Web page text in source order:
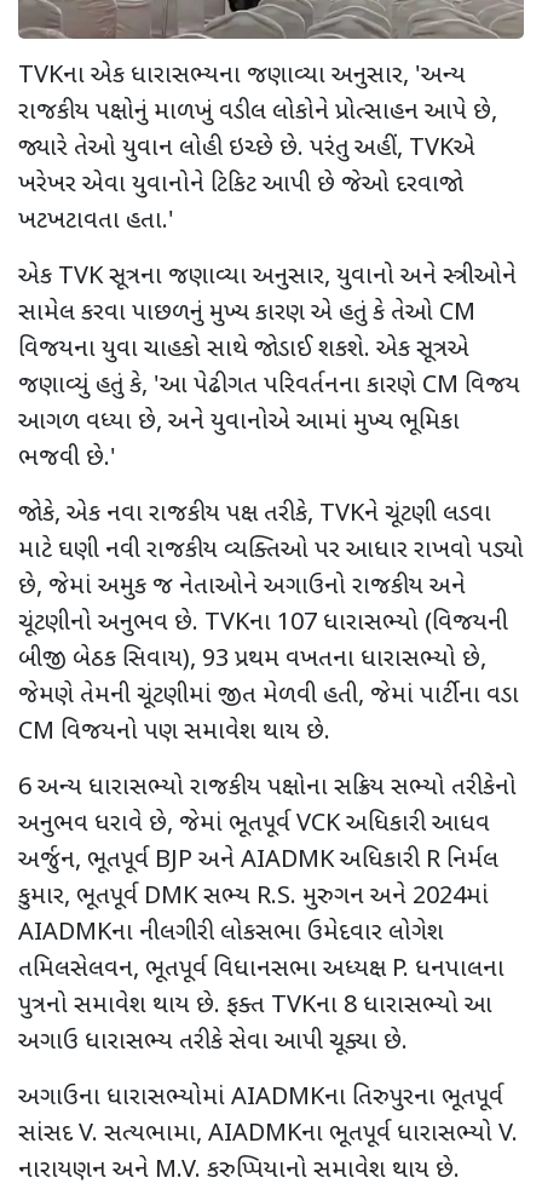
TVKના એક ધારાસભ્યના જણાવ્યા અનુસાર, 'અન્ય
રાજકીય પક્ષોનું માળખું વડીલ લોકોને પ્રોત્સાહન આપે છે,
જ્યારે તેઓ યુવાન લોહી ઇચ્છે છે. પરંતુ અહીં, TVKએ
ખરેખર એવા યુવાનોને ટિકિટ આપી છે જેઓ દરવાજો
ખટખટાવતા હતા.'
એક TVKસૂત્રના જણાવ્યા અનુસાર, યુવાનો અને સ્ત્રીઓને
સામેલ કરવા પાછળનું મુખ્ય કારણ એ હતું કે તેઓ CM
વિજયના યુવા ચાહકો સાથે જોડાઈ શકશે. એક સૂત્રએ
જણાવ્યું હતું કે, 'આ પેઢીગત પરિવર્તનના કારણે CM વિજય
આગળ વધ્યા છે, અને યુવાનોએ આમાં મુખ્ય ભૂમિકા
ભજવી છે.'
જોકે, એક નવા રાજકીય પક્ષ તરીકે, TVKને ચૂંટણી લડવા
માટે ઘણી નવી રાજકીય વ્યક્તિઓ પર આધાર રાખવો પડ્યો
છે, જેમાં અમુક જ નેતાઓને અગાઉનો રાજકીય અને
ચૂંટણીનો અનુભવ છે. TVKના 107 ધારાસભ્યો (વિજયની
બીજી બેઠક સિવાય), 93 પ્રથમ વખતના ધારાસભ્યો છે,
જેમણે તેમની ચૂંટણીમાં જીત મેળવી હતી, જેમાં પાર્ટીના વડા
CM વિજયનો પણ સમાવેશ થાય છે.
6અન્ય ધારાસભ્યો રાજકીય પક્ષોના સક્રિય સભ્યો તરીકેનો
અનુભવ ધરાવે છે, જેમાં ભૂતપૂર્વVCKઅધિકારી આધવ
અર્જુન, ભૂતપૂર્વ BJP અનેAIADMKઅધિકારી R નિર્મલ
કુમાર, ભૂતપૂર્વ DMKસભ્ય R.S. મુરુગન અને 2024માં
AIADMKના નીલગીરી લોકસભા ઉમેદવાર લોગેશ
તમિલસેલવન, ભૂતપૂર્વ વિધાનસભા અધ્યક્ષ P. ધનપાલના
પુત્રનો સમાવેશ થાય છે. ફક્ત TVKના 8 ધારાસભ્યો આ
અગાઉ ધારાસભ્ય તરીકે સેવા આપી ચૂક્યા છે.
અગાઉના ધારાસભ્યોમાંAIADMKના તિરુપુરના ભૂતપૂર્વ
સાંસદV. સત્યભામા, AIADMKના ભૂતપૂર્વ ધારાસભ્યોV.
નારાયણન અને M.V. કરુપ્પિયાનો સમાવેશ થાય છે.